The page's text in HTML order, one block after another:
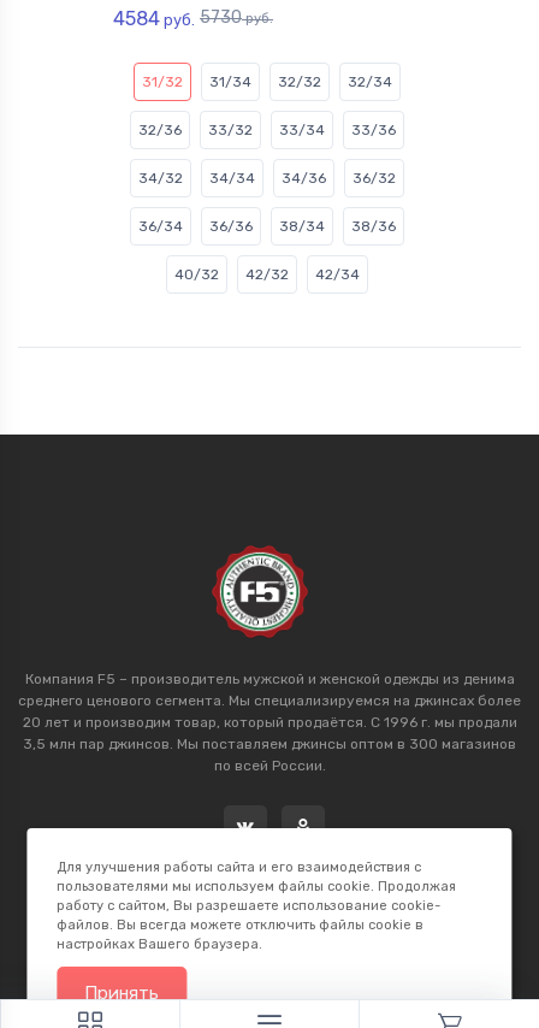
4584 руб. 5730руб.
31/32 31/34 32/32 32/34
32/36 33/32 33/34 33/36
34/32 34/34 34/36 36/32
36/34 36/36 38/34 38/36
40/32 42/32 42/34
Компания F5 – производитель мужской и женской одежды из денима
среднего ценового сегмента. Мы специализируемся на джинсах более
20 лет и производим товар, который продаётся. С 1996 г. мы продали
3,5 млн пар джинсов. Мы поставляем джинсы оптом в 300 магазинов
по всей России.
Для улучшения работы сайта и его взаимодействия с
пользователями мы используем файлы cookie. Продолжая
работу с сайтом, Вы разрешаете использование cookie-
файлов. Вы всегда можете отключить файлы cookie в
настройках Вашего браузера.
Принять